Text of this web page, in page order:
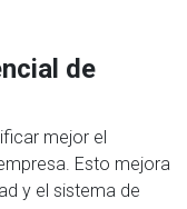
de
mejor el
Esto mejora
y el sistema de